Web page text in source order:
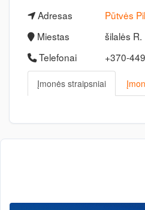
Adresas
Pūtvės
Miestas
šilalės R.
Telefonai
+370-
Įmonės straipsniai